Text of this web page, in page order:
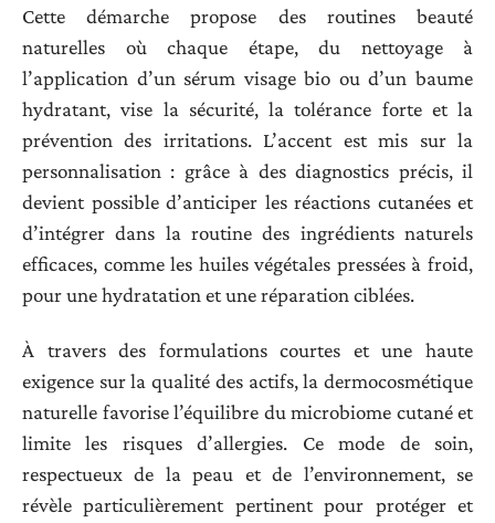
Cette démarche propose des routines beauté
naturelles où chaque étape, du nettoyage à
l’application d’un sérum visage bio ou d’un baume
hydratant, vise la sécurité, la tolérance forte et la
prévention des irritations. L’accent est mis sur la
personnalisation : grâce à des diagnostics précis, il
devient possible d’anticiper les réactions cutanées et
d’intégrer dans la routine des ingrédients naturels
efficaces, comme les huiles végétales pressées à froid,
pour une hydratation et une réparation ciblées.
À travers des formulations courtes et une haute
exigence sur la qualité des actifs, la dermocosmétique
naturelle favorise l’équilibre du microbiome cutané et
limite les risques d’allergies. Ce mode de soin,
respectueux de la peau et de l’environnement, se
révèle particulièrement pertinent pour protéger et